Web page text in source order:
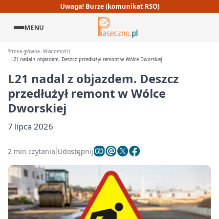
Uwaga! Burze (komunikat RSO)
MENU
Strona główna Wiadomości
L21 nadal z objazdem. Deszcz przedłużył remont w Wólce Dworskiej
L21 nadal z objazdem. Deszcz
przedłużył remont w Wólce
Dworskiej
7 lipca 2026
2 min czytania Udostępnij